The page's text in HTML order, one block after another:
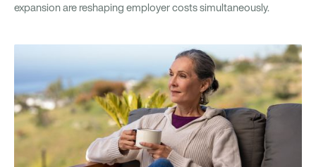
expansion are reshaping employer costs simultaneously.